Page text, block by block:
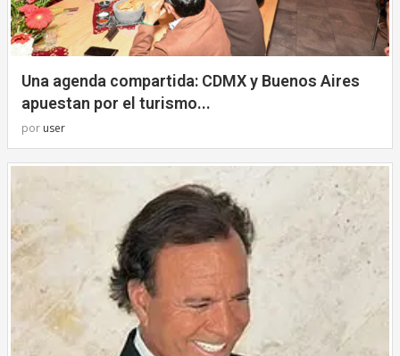
Una agenda compartida: CDMX y Buenos Aires
apuestan por el turismo...
por user